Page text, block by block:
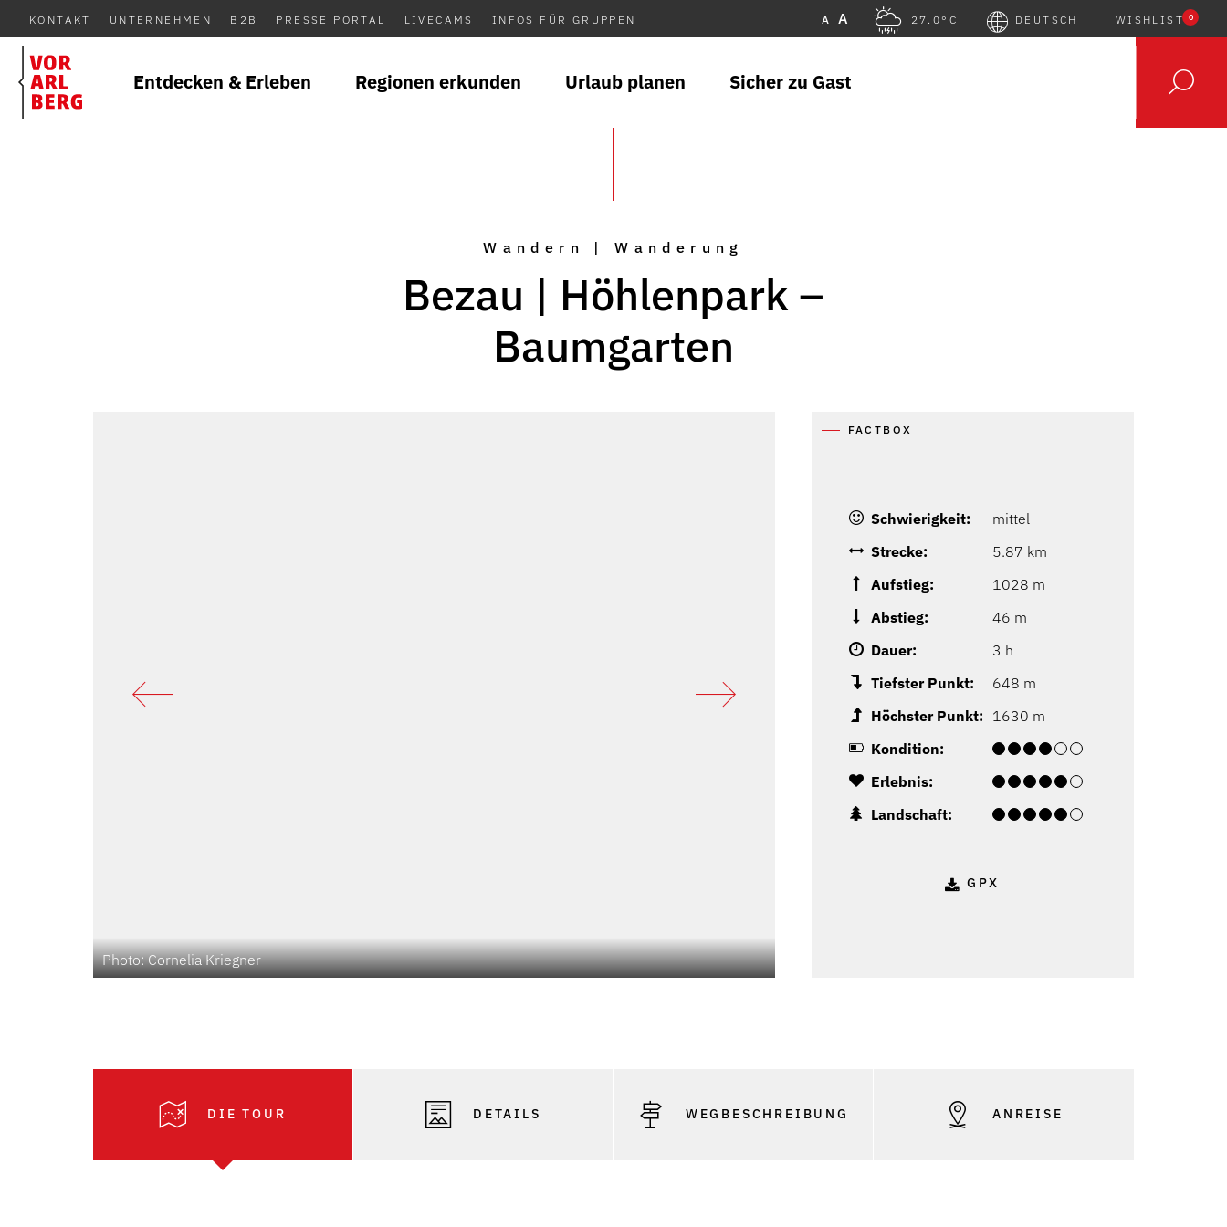
KONTAKT UNTERNEHMEN B2B PRESSE PORTAL LIVECAMS INFOS FÜR GRUPPEN A A 27.0°C DEUTSCH WISHLIST 0
Entdecken & Erleben Regionen erkunden Urlaub planen Sicher zu Gast
Wandern | Wanderung
Bezau | Höhlenpark –
Baumgarten
Photo: Cornelia Kriegner
FACTBOX
Schwierigkeit:
mittel
Strecke:
5.87 km
Aufstieg:
1028 m
Abstieg:
46 m
Dauer:
3 h
Tiefster Punkt:
648 m
Höchster Punkt: 1630 m
Kondition:
Erlebnis:
Landschaft:
GPX
DIE TOUR DETAILS WEGBESCHREIBUNG ANREISE